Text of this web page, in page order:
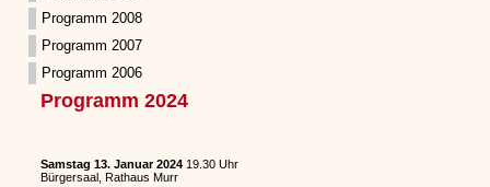
Programm 2008
Programm 2007
Programm 2006
Programm 2024
Samstag 13. Januar 202419.30 Uhr
Bürgersaal, Rathaus Murr